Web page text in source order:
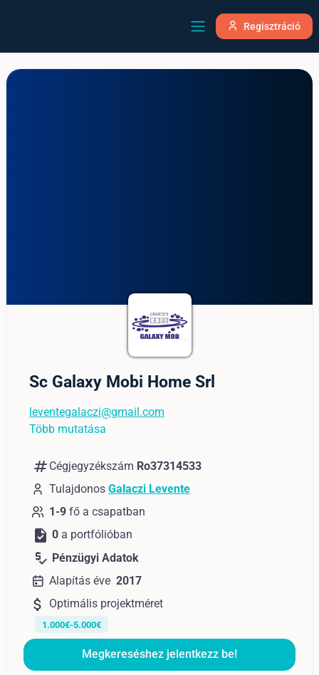
Regisztráció
Sc Galaxy Mobi Home Srl
leventegalaczi@gmail.com
Több mutatása
numbers Cégjegyzékszám Ro37314533
Tulajdonos Galaczi Levente
1-9 fő a csapatban
task 0 a portfólióban
price_check Pénzügyi Adatok
Alapítás éve 2017
attach_money Optimális projektméret
1.000€-5.000€
Megkereséshez jelentkezz be!